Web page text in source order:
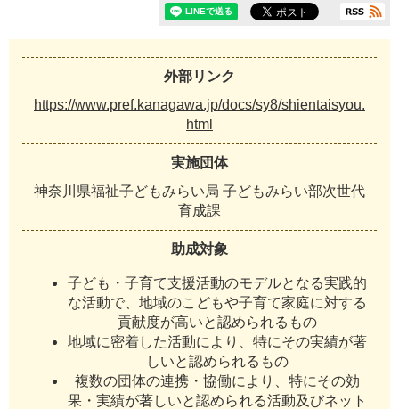
外部リンク
https://www.pref.kanagawa.jp/docs/sy8/shientaisyou.
html
実施団体
神奈川県福祉子どもみらい局 子どもみらい部次世代
育成課
助成対象
子ども・子育て支援活動のモデルとなる実践的
な活動で、地域のこどもや子育て家庭に対する
貢献度が高いと認められるもの
地域に密着した活動により、特にその実績が著
しいと認められるもの
複数の団体の連携・協働により、特にその効
果・実績が著しいと認められる活動及びネット